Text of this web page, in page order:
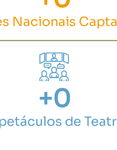
Nacionais
de
+0